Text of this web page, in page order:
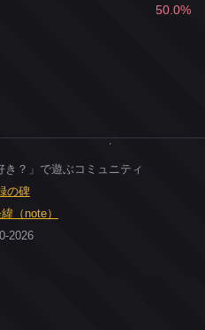
50.0%
？」で遊ぶコミュニティ
の碑
（note）
2026